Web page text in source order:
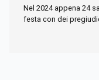
Nel 2024 appena 24
festa con dei